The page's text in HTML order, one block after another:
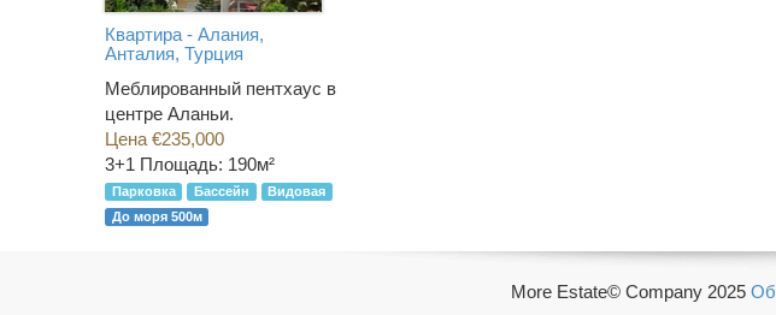
Квартира - Алания,
Анталия, Турция
Меблированный пентхаус в
центре Аланьи.
Цена €235,000
3+1 Площадь: 190м²
Парковка Бассейн
Видовая
До моря 500м
More Estate© Company 2025